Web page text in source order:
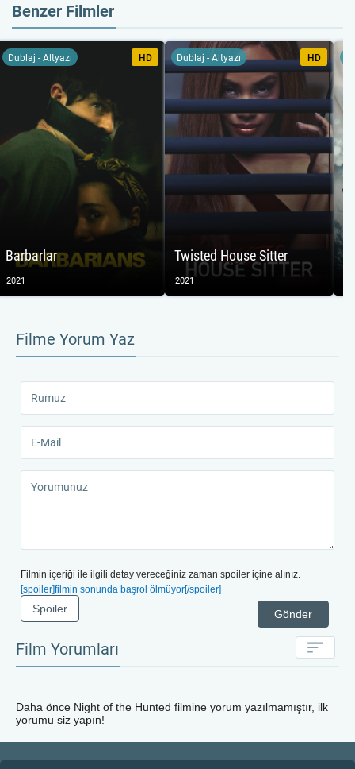
Benzer Filmler
Barbarlar
Dublaj - Altyazı HD
2021
Twisted House Sitter
Dublaj - Altyazı HD
2021
Filme Yorum Yaz
Filmin içeriği ile ilgili detay vereceğiniz zaman spoiler içine alınız.
[spoiler]filmin sonunda başrol ölmüyor[/spoiler]
Gönder
Spoiler
Film Yorumları
Daha önce Night of the Hunted filmine yorum yazılmamıştır, ilk
yorumu siz yapın!